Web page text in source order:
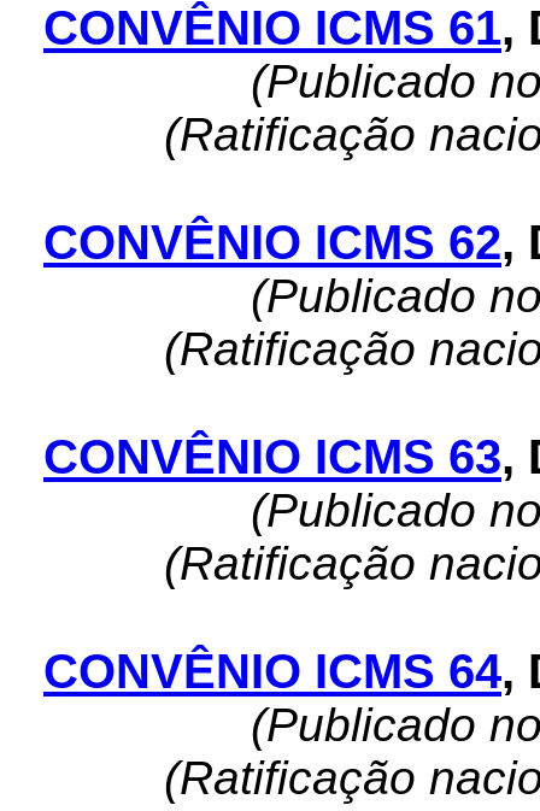
CONVÊNIO ICMS 61,
(Publicado
(Ratificação
CONVÊNIO ICMS 62,
(Publicado
(Ratificação
CONVÊNIO ICMS 63,
(Publicado
(Ratificação
CONVÊNIO ICMS 64,
(Publicado
(Ratificação